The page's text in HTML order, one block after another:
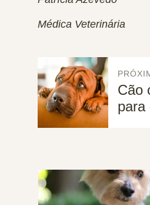
Médica Veterinária
Cão
para